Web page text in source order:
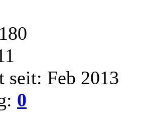
seit: Feb 2013
0